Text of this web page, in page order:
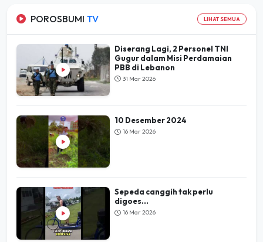
POROSBUMI TV LIHAT SEMUA
Diserang Lagi, 2 Personel TNI
Gugur dalam Misi Perdamaian
PBB di Lebanon
31 Mar 2026
10 Desember 2024
16 Mar 2026
Sepeda canggih tak perlu
digoes...
16 Mar 2026